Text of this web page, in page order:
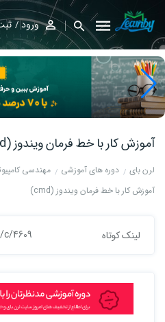
ورود
آموزش کار با خط فرمان ویندوز (cmd)
لرن بای دوره های آموزشی مهندسی
آموزش کار با خط فرمان ویندوز (cmd)
لینک کوتاه 4609